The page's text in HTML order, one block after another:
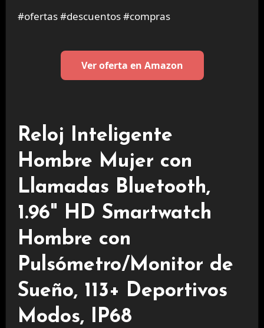
#ofertas #descuentos #compras
Ver oferta en Amazon
Reloj Inteligente
Hombre Mujer con
Llamadas Bluetooth,
1.96" HD Smartwatch
Hombre con
Pulsómetro/Monitor de
Sueño, 113+ Deportivos
Modos, IP68